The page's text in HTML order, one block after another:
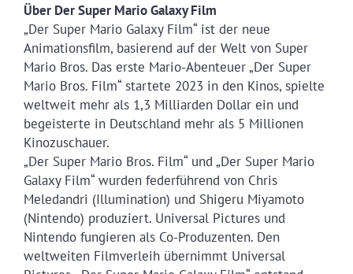
Über Der Super Mario Galaxy Film
„Der Super Mario Galaxy Film“ ist der neue
Animationsfilm, basierend auf der Welt von Super
Mario Bros. Das erste Mario-Abenteuer „Der Super
Mario Bros. Film“ startete 2023 in den Kinos, spielte
weltweit mehr als 1,3 Milliarden Dollar ein und
begeisterte in Deutschland mehr als 5 Millionen
Kinozuschauer.
„Der Super Mario Bros. Film“ und „Der Super Mario
Galaxy Film“ wurden federführend von Chris
Meledandri (Illumination) und Shigeru Miyamoto
(Nintendo) produziert. Universal Pictures und
Nintendo fungieren als Co-Produzenten. Den
weltweiten Filmverleih übernimmt Universal